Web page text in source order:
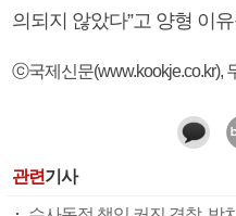
의되지 않았다”고 양형 이
ⓒ국제신문(www.kookje.co.kr),
관련기사